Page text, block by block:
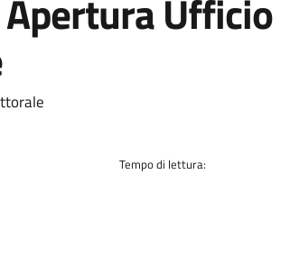
Ufficio
notizia
Tempo di lettura: